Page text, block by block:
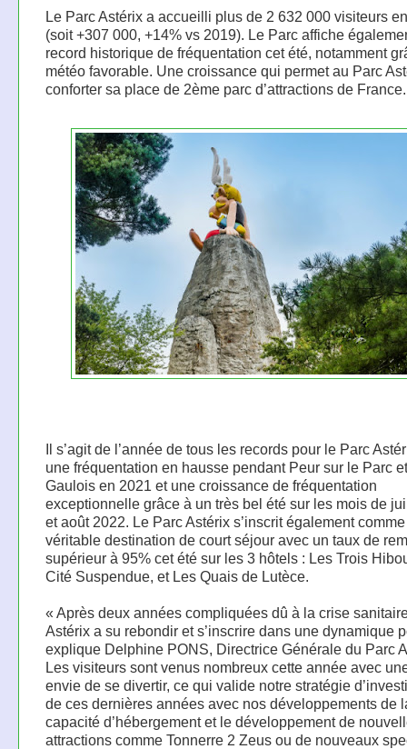
Le Parc Astérix a accueilli plus de 2 632 000 visiteurs
(soit +307 000, +14% vs 2019). Le Parc affiche
record historique de fréquentation cet été, notamment
météo favorable. Une croissance qui permet au Parc
conforter sa place de 2ème parc d’attractions de France.
Il s’agit de l’année de tous les records pour le Parc
une fréquentation en hausse pendant Peur sur le Parc
Gaulois en 2021 et une croissance de fréquentation
exceptionnelle grâce à un très bel été sur les mois de
et août 2022. Le Parc Astérix s’inscrit également
véritable destination de court séjour avec un taux de
supérieur à 95% cet été sur les 3 hôtels : Les Trois
Cité Suspendue, et Les Quais de Lutèce.
« Après deux années compliquées dû à la crise
Astérix a su rebondir et s’inscrire dans une dynamique
explique Delphine PONS, Directrice Générale du Parc
Les visiteurs sont venus nombreux cette année avec
envie de se divertir, ce qui valide notre stratégie
de ces dernières années avec nos développements de
capacité d’hébergement et le développement de
attractions comme Tonnerre 2 Zeus ou de nouveaux